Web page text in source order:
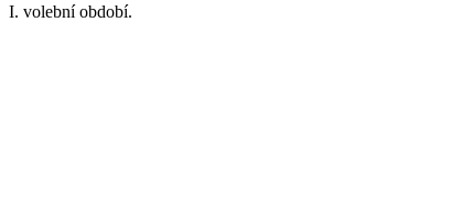
I. volební období.